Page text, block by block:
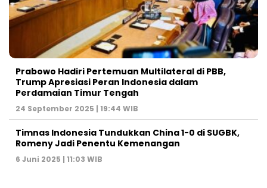
Prabowo Hadiri Pertemuan Multilateral di PBB,
Trump Apresiasi Peran Indonesia dalam
Perdamaian Timur Tengah
24 September 2025 | 19:44 WIB
Timnas Indonesia Tundukkan China 1-0 di SUGBK,
Romeny Jadi Penentu Kemenangan
6 Juni 2025 | 11:03 WIB